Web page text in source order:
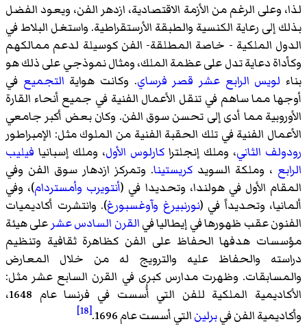
لذا، وعلى الرغم من الأزمة الاقتصادية، ازدهر الفن، ويعود الفضل
بذلك إلى رعاية الكنسية والطبقة الأرستقراطية. واستغل البلاط في
الدول الملكية - خاصة المطلقة- الفن كوسيلة لدعم ممالكهم
وكأداة دعاية تدل على عظمة الملك، ومثال نموذجي على ذلك هو
بناء لويس الرابع عشر قصر فرساي. وكانت هواية التجميع في
أوجها مما ساهم في تنقل الأعمال الفنية في جميع أنحاء القارة
الأوروبية مما أدى إلى تحسن سوق الفن. وكان بعض أكبر جامعي
الأعمال الفنية في تلك الحقبة الفنية من الملوك مثل: الإمبراطور
رودولف الثاني، وملك إنجلترا كارلوس الأول، وملك إسبانيا فيليب
الرابع ، وملكة السويد كريستينا. وتمركز ازدهار سوق الفن وفي
المقام الأول في هولندا، وتحديدا في (أنتويرب وأمستردام)، وفي
ألمانيا، وتحديداً في (نورنبيرغ وآوغسبورغ). وانتشرت أكاديميات
الفنون عقب ظهورها في إيطاليا فيالقرن السادس عشر على هيئة
مؤسسات هدفها الحفاظ على الفن كظاهرة ثقافية وتنظيم
دراسته والحفاظ عليه والترويج له من خلال المعارض
والمسابقات. وظهرت مدارس كبرى في القرن السابع عشر مثل:
الأكاديمية الملكية للفن التي أُسست في فرنسا عام 1648،
وأكاديمية الفن فيبرلينالتي أسست عام 1696. [18]